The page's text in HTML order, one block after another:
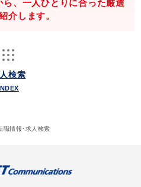
、一人ひとりに合った厳選
介します。
検索
職情報･求人検索